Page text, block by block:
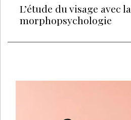
L’étude du visage avec la
morphopsychologie